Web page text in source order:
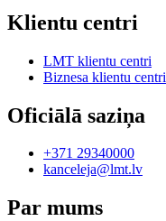
Klientu centri
LMT klientu centri
Biznesa klientu centri
Oficiālā saziņa
+371 29340000
kanceleja@lmt.lv
Par mums